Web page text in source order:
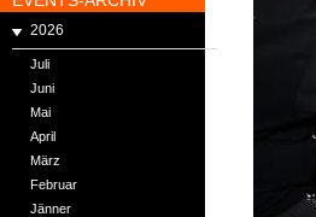
2026
Juli
Juni
Mai
April
März
Februar
Jänner